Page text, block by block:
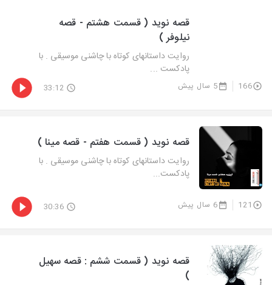
قصه نوید ( قسمت هشتم - قصه
نیلوفر )
روایت داستانهای کوتاه با چاشنی موسیقی . با
پادکست ...
166 5 سال پیش 33:12
قصه نوید ( قسمت هفتم - قصه مینا )
روایت داستانهای کوتاه با چاشنی موسیقی . با
پادکست...
121 6 سال پیش 30:36
قصه نوید ( قسمت ششم : قصه سهیل
)